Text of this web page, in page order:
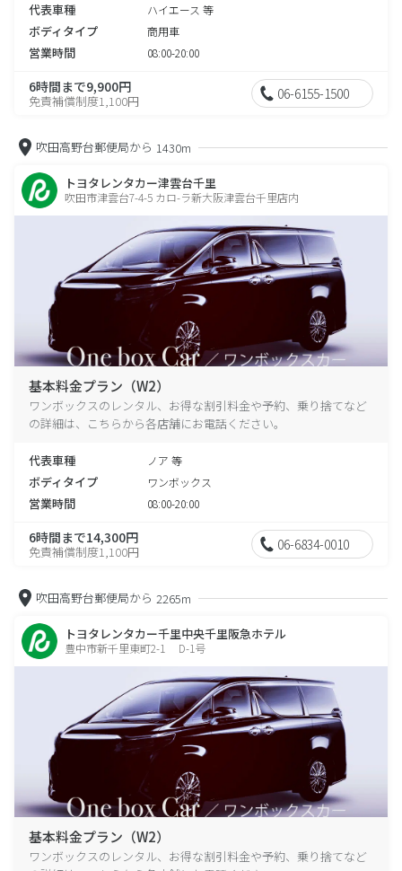
代表車種 ハイエース 等
ボディタイプ 商用車
営業時間 08:00-20:00
6時間まで9,900円
免責補償制度1,100円 06-6155-1500
吹田高野台郵便局から 1430m
トヨタレンタカー津雲台千里
吹田市津雲台7-4-5 カロ-ラ新大阪津雲台千里店内
基本料金プラン（W2）
ワンボックスのレンタル、お得な割引料金や予約、乗り捨てなど
の詳細は、こちらから各店舗にお電話ください。
代表車種 ノア 等
ボディタイプ ワンボックス
営業時間 08:00-20:00
6時間まで14,300円
免責補償制度1,100円 06-6834-0010
吹田高野台郵便局から 2265m
トヨタレンタカー千里中央千里阪急ホテル
豊中市新千里東町2-1 D-1号
基本料金プラン（W2）
ワンボックスのレンタル、お得な割引料金や予約、乗り捨てなど